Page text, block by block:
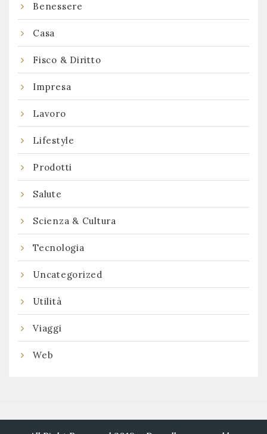
Benessere
Casa
Fisco & Diritto
Impresa
Lavoro
Lifestyle
Prodotti
Salute
Scienza & Cultura
Tecnologia
Uncategorized
Utilità
Viaggi
Web